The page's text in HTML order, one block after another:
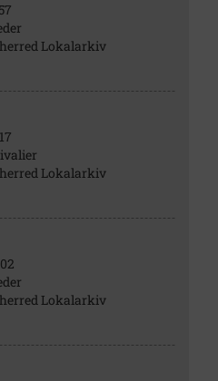
Lokalarkiv
Lokalarkiv
Lokalarkiv